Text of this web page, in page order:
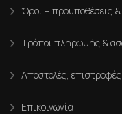
Όροι – προϋποθέσεις
Τρόποι πληρωμής &
Αποστολές,
Επικοινωνία